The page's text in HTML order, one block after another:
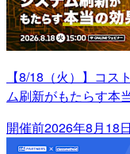
【8/18（火）】コ
ム刷新がもたらす本
開催前2026年8月18